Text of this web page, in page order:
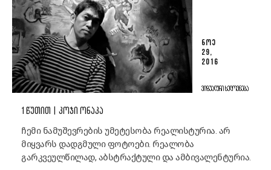
ᲜᲝᲔ
29,
2016
ᲕᲘᲖᲣᲐᲚᲣᲠᲘ ᲮᲔᲚᲝᲕᲜᲔᲑᲐ
1 ᲬᲣᲗᲘᲗ | ᲙᲝᲯᲘ ᲝᲜᲐᲙᲐ
ჩემი ნამუშევრების უმეტესობა რეალისტურია. არ
მიყვარს დადგმული ფოტოები. რეალობა
გარკვეულწილად, აბსტრაქტული და ამბივალენტურია.